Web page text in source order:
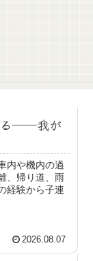
る──我が
内や機内の過
、帰り道、雨
経験から子連
2026.08.07